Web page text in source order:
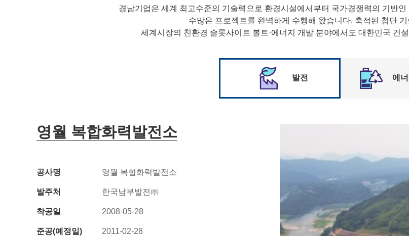
경남기업은 세계 최고수준의 기술력으로 환경시설에서부터 국가경쟁력의 기반
수많은 프로젝트를 완벽하게 수행해 왔습니다. 축적된 첨단
세계시장의 친환경 슬롯사이트 볼트·에너지 개발 분야에서도 대한민국 건
발전 에
영월 복합화력발전소
공사명 영월 복합화력발전소
발주처 한국남부발전㈜
착공일 2008-05-28
준공(예정일) 2011-02-28